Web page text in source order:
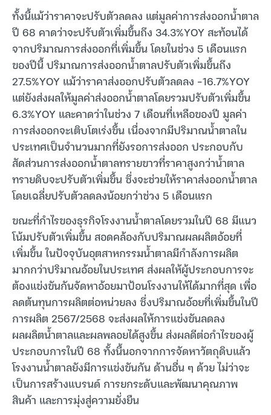
ทั้งนี้แม้ว่าราคาจะปรับตัวลดลง แต่มูลค่าการส่งออกน้ำตาล
ปี 68 คาดว่าจะปรับตัวเพิ่มขึ้นถึง 34.3%YOY สะท้อนได้
จากปริมาณการส่งออกที่เพิ่มขึ้น โดยในช่วง 5 เดือนแรก
ของปีนี้ ปริมาณการส่งออกน้ำตาลปรับตัวเพิ่มขึ้นถึง
27.5%YOY แม้ว่าราคาส่งออกปรับตัวลดลง -16.7%YOY
แต่ยังส่งผลให้มูลค่าส่งออกน้ำตาลโดยรวมปรับตัวเพิ่มขึ้น
6.3%YOY และคาดว่าในช่วง 7 เดือนที่เหลือของปี มูลค่า
การส่งออกจะเติบโตเร่งขึ้น เนื่องจากมีปริมาณน้ำตาลใน
ประเทศเป็นจำนวนมากที่ยังรอการส่งออก ประกอบกับ
สัดส่วนการส่งออกน้ำตาลทรายขาวที่ราคาสูงกว่าน้ำตาล
ทรายดิบจะปรับตัวเพิ่มขึ้น ซึ่งจะช่วยให้ราคาส่งออกน้ำตาล
โดยเฉลี่ยปรับตัวลดลงน้อยกว่าช่วง 5 เดือนแรก
ขณะที่กำไรของธุรกิจโรงงานน้ำตาลโดยรวมในปี 68 มีแนว
โน้มปรับตัวเพิ่มขึ้น สอดคล้องกับปริมาณผลผลิตอ้อยที่
เพิ่มขึ้น ในปัจจุบันอุตสาหกรรมน้ำตาลมีกำลังการผลิต
มากกว่าปริมาณอ้อยในประเทศ ส่งผลให้ผู้ประกอบการจะ
ต้องแข่งขันกันจัดหาอ้อยมาป้อนโรงงานให้ได้มากที่สุด เพื่อ
ลดต้นทุนการผลิตต่อหน่วยลง ซึ่งปริมาณอ้อยที่เพิ่มขึ้นในปี
การผลิต 2567/2568 จะส่งผลให้การแข่งขันลดลง
ผลผลิตน้ำตาลและผลพลอยได้สูงขึ้น ส่งผลดีต่อกำไรของผู้
ประกอบการในปี 68 ทั้งนี้นอกจากการจัดหาวัตถุดิบแล้ว
โรงงานน้ำตาลยังมีการแข่งขันกัน ด้านอื่น ๆ ด้วย ไม่ว่าจะ
เป็นการสร้างแบรนด์ การยกระดับและพัฒนาคุณภาพ
สินค้า และการมุ่งสู่ความยั่งยืน